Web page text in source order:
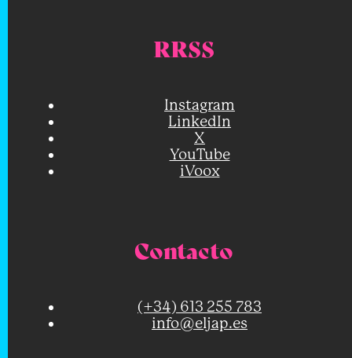
RRSS
Instagram
LinkedIn
X
YouTube
iVoox
Contacto
(+34) 613 255 783
info@eljap.es